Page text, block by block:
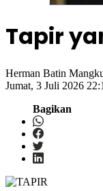
Tapir
Herman Batin
Jumat, 3 Juli 2026
Bagikan